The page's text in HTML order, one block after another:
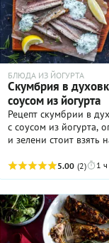
БЛЮДА ИЗ ЙОГУРТА
Скумбрия в
соусом из йогурта
Рецепт скумбрии в
с соусом из йогурта,
и зелени стоит взять
полезных блюд с
изысканным вкусом и
ресторанной подачей.
Легкий йогуртовый
который мы
сделать к рыбе,
5.00 (2) 1 ч